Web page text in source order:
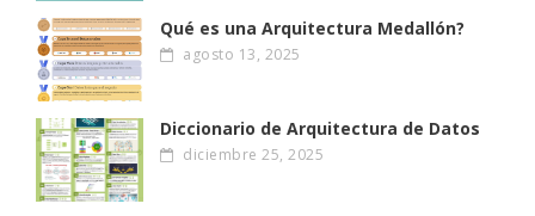
Qué es una Arquitectura Medallón?
agosto 13, 2025
Diccionario de Arquitectura de Datos
diciembre 25, 2025